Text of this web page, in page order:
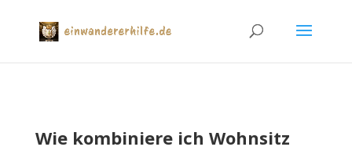
Wie kombiniere ich Wohnsitz